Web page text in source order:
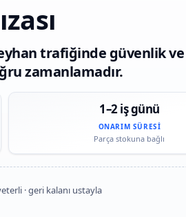
trafiğinde güvenlik ve
zamanlamadır.
1–2 iş günü
ONARIM SÜRESI
Parça stokuna bağlı
· geri kalanı ustayla